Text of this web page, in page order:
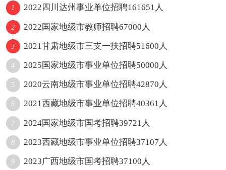
1 2022四川达州事业单位招聘161651人
2 2022国家地级市教师招聘67000人
3 2021甘肃地级市三支一扶招聘51600人
4 2025国家地级市事业单位招聘50000人
5 2020云南地级市事业单位招聘42870人
6 2021西藏地级市事业单位招聘40361人
7 2024国家地级市国考招聘39721人
8 2023西藏地级市事业单位招聘37107人
9 2023广西地级市国考招聘37100人